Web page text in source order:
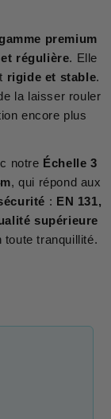
premium
régulière. Elle
rigide et stable.
la laisser rouler
encore plus
notre Échelle 3
, qui répond aux
: EN 131,
supérieure
toute tranquillité.